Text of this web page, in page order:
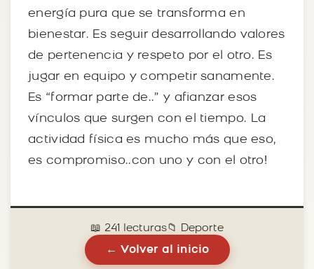
energía pura que se transforma en
bienestar. Es seguir desarrollando valores
de pertenencia y respeto por el otro. Es
jugar en equipo y competir sanamente.
Es “formar parte de..” y afianzar esos
vínculos que surgen con el tiempo. La
actividad física es mucho más que eso,
es compromiso..con uno y con el otro!
📖 241 lecturas📁 Deporte
← Volver al inicio